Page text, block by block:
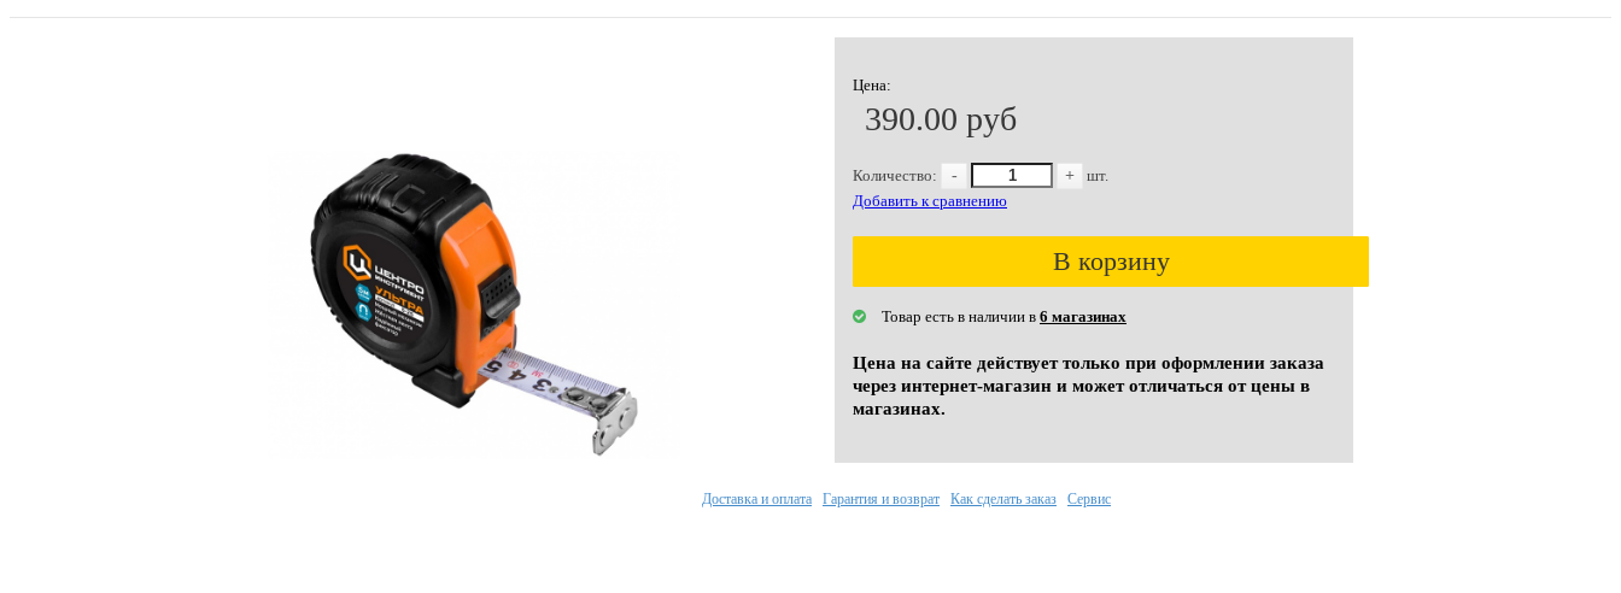
Цена:
390.00 руб
Количество: - +
шт.
Добавить к сравнению
В корзину
Товар есть в наличии в 6 магазинах
Цена на сайте действует только при оформлении заказа
через интернет-магазин и может отличаться от цены в
магазинах.
Доставка и оплата Гарантия и возврат Как сделать заказ Сервис